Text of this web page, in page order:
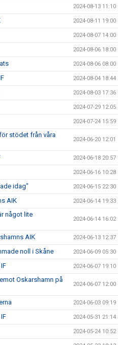
2024-08-13 11:10
2024-08-11 19:00
2024-08-07 14:00
2024-08-06 18:00
2024-08-06 08:00
2024-08-04 18:44
2024-08-03 17:36
2024-07-29 12:05
2024-07-24 15:59
stödet från våra
2024-06-20 12:01
2024-06-18 20:57
2024-06-16 10:28
idag" 2024-06-15 22:30
AIK 2024-06-14 19:33
något lite
2024-06-14 16:02
AIK 2024-06-13 12:37
noll i Skåne 2024-06-09 05:30
2024-06-07 19:10
Oskarshamn på
2024-06-07 12:00
2024-06-03 09:19
2024-05-31 21:14
2024-05-24 10:52